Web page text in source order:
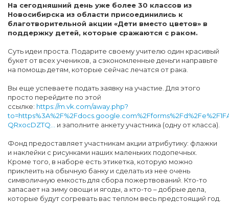
На сегодняшний день уже более 30 классов из
Новосибирска из области присоединились к
благотворительной акции «Дети вместо цветов» в
поддержку детей, которые сражаются с раком.
Суть идеи проста. Подарите своему учителю один красивый
букет от всех учеников, а сэкономленные деньги направьте
на помощь детям, которые сейчас лечатся от рака.
Вы еще успеваете подать заявку на участие. Для этого
просто перейдите по этой
ссылке: https://m.vk.com/away.php?
QRxocDZTQ...
и заполните анкету участника (одну от класса).
Фонд предоставляет участникам акции атрибутику: флажки
и наклейки с рисунками наших маленьких подопечных.
Кроме того, в наборе есть этикетка, которую можно
приклеить на обычную банку и сделать из нее очень
символичную емкость для сбора пожертвований. Кто-то
запасает на зиму овощи и ягоды, а кто-то – добрые дела,
которые будут согревать вас теплом весь предстоящий год.